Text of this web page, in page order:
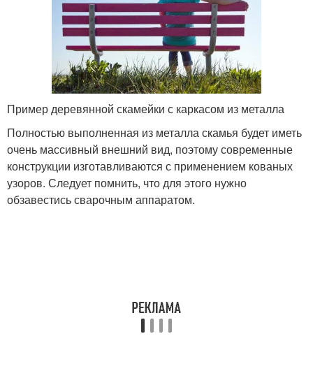
Пример деревянной скамейки с каркасом из металла
Полностью выполненная из металла скамья будет иметь
очень массивный внешний вид, поэтому современные
конструкции изготавливаются с применением кованых
узоров. Следует помнить, что для этого нужно
обзавестись сварочным аппаратом.